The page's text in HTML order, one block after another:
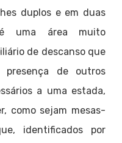
duplos e em duas
uma área muito
de descanso que
presença de outros
a uma estada,
como sejam mesas-
identificados por